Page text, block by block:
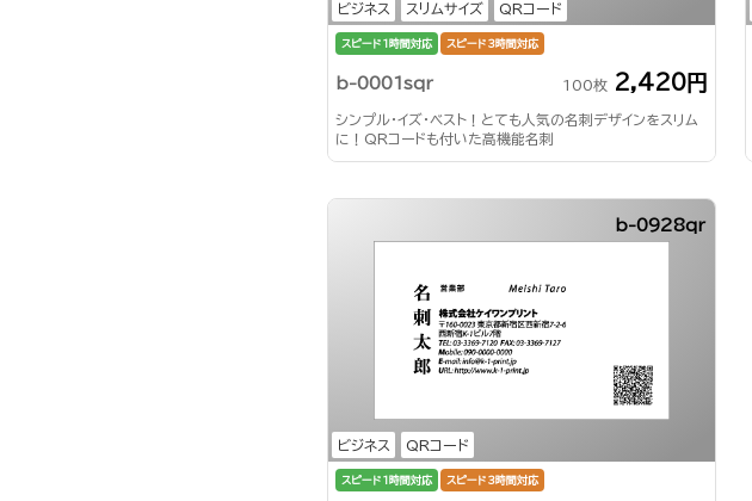
ビジネス スリムサイズ QRコード
スピード1時間対応 スピード3時間対応
b-0001sqr 100枚 2,420円
シンプル・イズ・ベスト！とても人気の名刺デザインをスリム
に！QRコードも付いた高機能名刺
ビジネス QRコード
b-0928qr
スピード1時間対応 スピード3時間対応